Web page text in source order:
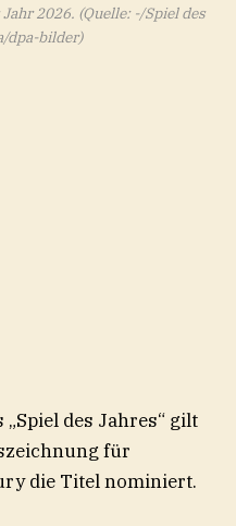
2026. (Quelle: -/Spiel des
dpa-bilder)
des Jahres“ gilt
für
die Titel nominiert.